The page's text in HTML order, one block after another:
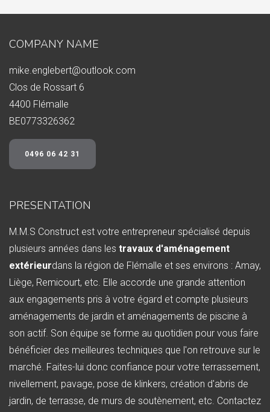
COMPANY NAME
mike.englebert@outlook.com
Clos de Rossart 6
4400 Flémalle
BE0773326362
0496 06 42 31
PRESENTATION
M.M.S Construct est votre entrepreneur spécialisé depuis
plusieurs années dans les travaux d'aménagement
extérieurdans la région de Flémalle et ses environs : Amay,
Liège, Remicourt, etc. Elle accorde une grande attention
aux engagements pris à votre égard et compte plusieurs
aménagements de jardin et aménagements de piscine à
son actif. Son équipe se forme au quotidien pour vous faire
bénéficier des meilleures techniques que l'on retrouve sur le
marché. Faites-lui donc confiance pour votre terrassement,
nivellement, pavage, pose de klinkers, création d'abris de
jardin, de terrasse, de murs de soutènement, etc. Contactez